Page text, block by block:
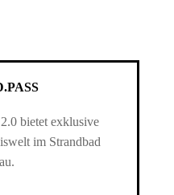
bietet exklusive
im Strandbad